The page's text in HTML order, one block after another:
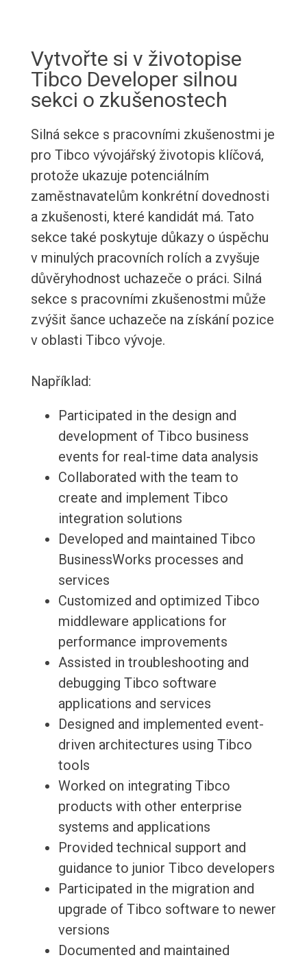
Vytvořte si v životopise
Tibco Developer silnou
sekci o zkušenostech
Silná sekce s pracovními zkušenostmi je
pro Tibco vývojářský životopis klíčová,
protože ukazuje potenciálním
zaměstnavatelům konkrétní dovednosti
a zkušenosti, které kandidát má. Tato
sekce také poskytuje důkazy o úspěchu
v minulých pracovních rolích a zvyšuje
důvěryhodnost uchazeče o práci. Silná
sekce s pracovními zkušenostmi může
zvýšit šance uchazeče na získání pozice
v oblasti Tibco vývoje.
Například:
Participated in the design and
development of Tibco business
events for real-time data analysis
Collaborated with the team to
create and implement Tibco
integration solutions
Developed and maintained Tibco
BusinessWorks processes and
services
Customized and optimized Tibco
middleware applications for
performance improvements
Assisted in troubleshooting and
debugging Tibco software
applications and services
Designed and implemented event-
driven architectures using Tibco
tools
Worked on integrating Tibco
products with other enterprise
systems and applications
Provided technical support and
guidance to junior Tibco developers
Participated in the migration and
upgrade of Tibco software to newer
versions
Documented and maintained